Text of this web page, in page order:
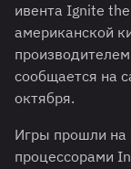
ивента Ignite
американской
сообщается на
октября.
Игры прошли на
процессорами